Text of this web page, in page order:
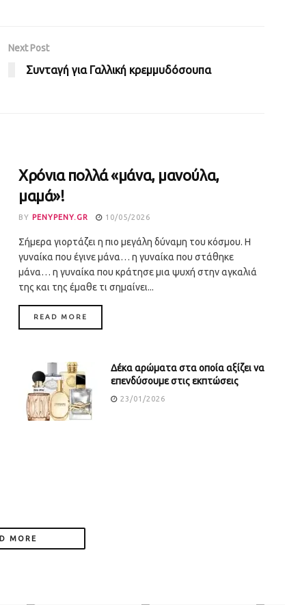
Next Post
Συνταγή για Γαλλική κρεμμυδόσουπα
Χρόνια πολλά «μάνα, μανούλα,
μαμά»!
BY PENYPENY.GR 10/05/2026
Σήμερα γιορτάζει η πιο μεγάλη δύναμη του κόσμου. Η
γυναίκα που έγινε μάνα… η γυναίκα που στάθηκε
μάνα… η γυναίκα που κράτησε μια ψυχή στην αγκαλιά
της και της έμαθε τι σημαίνει...
READ MORE
Δέκα αρώματα στα οποία αξίζει να
επενδύσουμε στις εκπτώσεις
23/01/2026
MORE